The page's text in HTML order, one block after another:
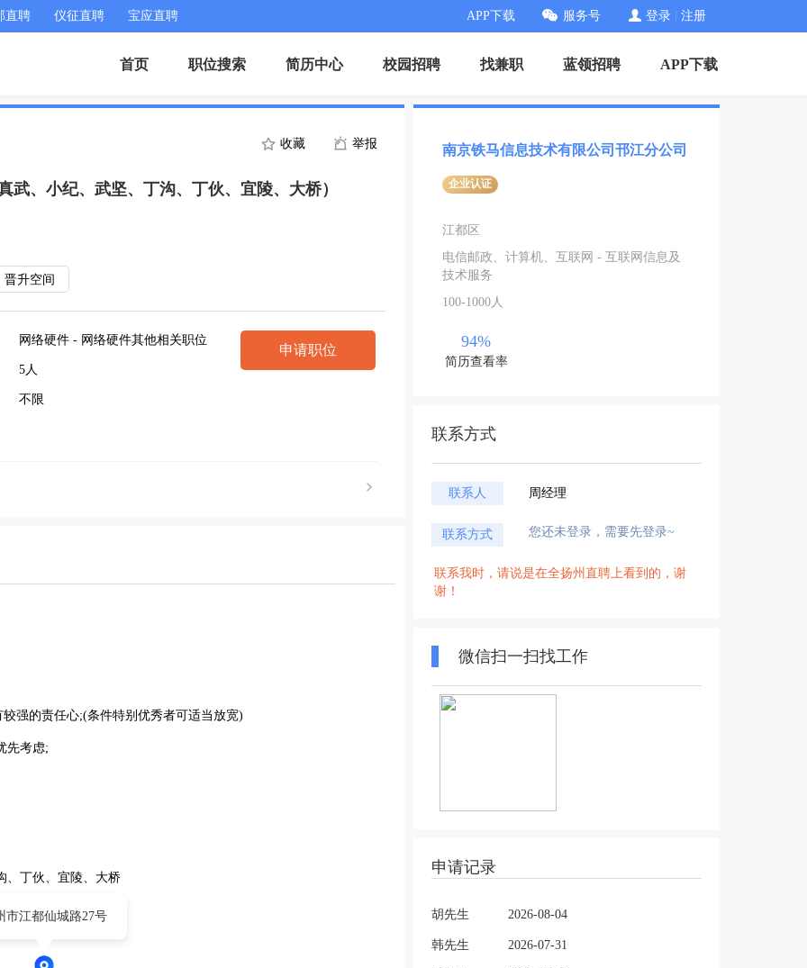
直聘 仪征直聘 宝应直聘 APP下载 服务号 登录 注册
首页 职位搜索 简历中心 校园招聘 找兼职 蓝领招聘 APP下载
收藏 举报
、小纪、武坚、丁沟、丁伙、宜陵、大桥）
晋升空间
网络硬件 - 网络硬件其他相关职位
5人
不限
申请职位
强的责任心;(条件特别优秀者可适当放宽)
先考虑;
、丁伙、宜陵、大桥
市江都仙城路27号
南京铁马信息技术有限公司邗江分公司
企业认证
江都区
电信邮政、计算机、互联网 - 互联网信息及
技术服务
100-1000人
94%
简历查看率
联系方式
联系人 周经理
联系方式 您还未登录，需要先登录~
联系我时，请说是在全扬州直聘上看到的，谢
谢！
微信扫一扫找工作
申请记录
胡先生 2026-08-04
韩先生 2026-07-31